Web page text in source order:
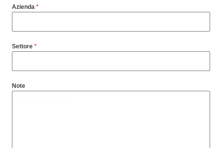
Azienda *
Settore *
Note